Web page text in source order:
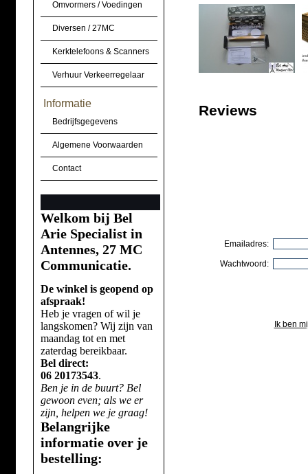
Omvormers / Voedingen
Diversen / 27MC
Kerktelefoons & Scanners
Verhuur Verkeerregelaar
Informatie
Bedrijfsgegevens
Algemene Voorwaarden
Contact
Welkom bij Bel
Arie Specialist in
Antennes, 27 MC
Communicatie.
De winkel is geopend op
afspraak!
Heb je vragen of wil je
langskomen? Wij zijn van
maandag tot en met
zaterdag bereikbaar.
Bel direct:
06 20173543.
Ben je in de buurt? Bel
gewoon even; als we er
zijn, helpen we je graag!
Belangrijke
informatie over je
bestelling:
Reviews
Emailadres:
Wachtwoord:
Ik ben